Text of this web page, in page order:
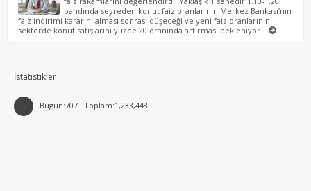
bandında seyreden konut faiz oranlarının Merkez Bankası’nın
faiz indirimi kararını alması sonrası düşeceği ve yeni faiz oranlarının
sektörde konut satışlarını yüzde 20 oranında artırması bekleniyor....
İstatistikler
Bugün:707 Toplam:1,233,448